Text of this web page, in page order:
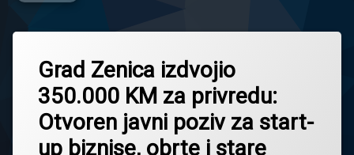
Grad Zenica izdvojio
350.000 KM za privredu:
Otvoren javni poziv za start-
up biznise, obrte i stare
Obrtnici
Privreda2026
Startup
Zaposljavanje